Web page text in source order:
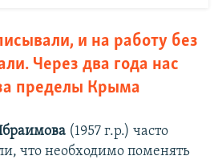
и на работу без
Через два года нас
пределы Крыма
(1957 г.р.) часто
что необходимо поменять